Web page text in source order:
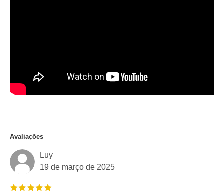
Avaliações
Luy
19 de março de 2025